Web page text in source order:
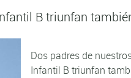
B triunfan
Dos padres de
Infantil B triunfan